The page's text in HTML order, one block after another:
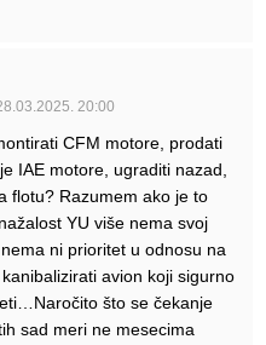
20:00
CFM motore, prodati
IAE motore, ugraditi nazad,
flotu? Razumem ako je to
YU više nema svoj
ni prioritet u odnosu na
avion koji sigurno
što se čekanje
sad meri ne mesecima